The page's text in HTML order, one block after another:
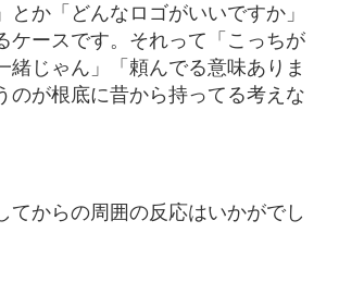
とか「どんなロゴがいいですか」
ケースです。それって「こっちが
緒じゃん」「頼んでる意味ありま
のが根底に昔から持ってる考えな
てからの周囲の反応はいかがでし